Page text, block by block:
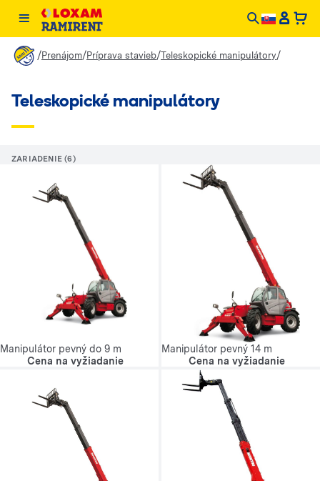
/Prenájom/Príprava stavieb/Teleskopické manipulátory/
Teleskopické manipulátory
ZARIADENIE (6)
Manipulátor pevný do 9 m
Cena na vyžiadanie
Manipulátor pevný 14 m
Cena na vyžiadanie